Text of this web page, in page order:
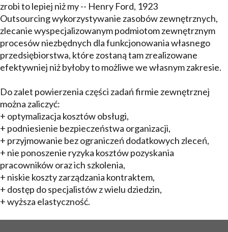
zrobi to lepiej niż my -- Henry Ford, 1923
Outsourcing wykorzystywanie zasobów zewnętrznych,
zlecanie wyspecjalizowanym podmiotom zewnętrznym
procesów niezbędnych dla funkcjonowania własnego
przedsiębiorstwa, które zostaną tam zrealizowane
efektywniej niż byłoby to możliwe we własnym zakresie.
Do zalet powierzenia części zadań firmie zewnętrznej
można zaliczyć:
+ optymalizacja kosztów obsługi,
+ podniesienie bezpieczeństwa organizacji,
+ przyjmowanie bez ograniczeń dodatkowych zleceń,
+ nie ponoszenie ryzyka kosztów pozyskania
pracowników oraz ich szkolenia,
+ niskie koszty zarządzania kontraktem,
+ dostęp do specjalistów z wielu dziedzin,
+ wyższa elastyczność.